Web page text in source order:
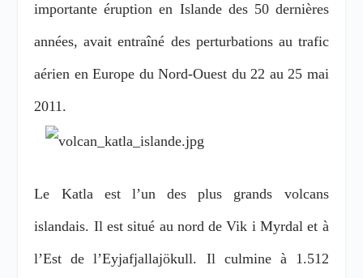
importante éruption en Islande des 50 dernières
années, avait entraîné des perturbations au trafic
aérien en Europe du Nord-Ouest du 22 au 25 mai
2011.
Le Katla est l’un des plus grands volcans
islandais. Il est situé au nord de Vik i Myrdal et à
l’Est de l’Eyjafjallajökull. Il culmine à 1.512